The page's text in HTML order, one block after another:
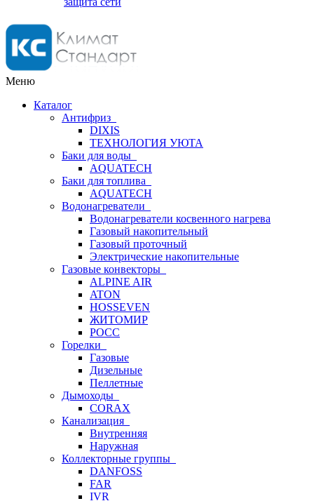
Меню
Каталог
Антифриз
DIXIS
ТЕХНОЛОГИЯ УЮТА
Баки для воды
AQUATECH
Баки для топлива
AQUATECH
Водонагреватели
Водонагреватели косвенного нагрева
Газовый накопительный
Газовый проточный
Электрические накопительные
Газовые конвекторы
ALPINE AIR
ATON
HOSSEVEN
ЖИТОМИР
РОСС
Горелки
Газовые
Дизельные
Пеллетные
Дымоходы
CORAX
Канализация
Внутренняя
Наружная
Коллекторные группы
DANFOSS
FAR
IVR